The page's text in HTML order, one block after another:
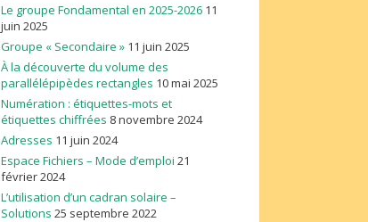
Le groupe Fondamental en 2025-2026 11
juin 2025
Groupe « Secondaire » 11 juin 2025
À la découverte du volume des
parallélépipèdes rectangles 10 mai 2025
Numération : étiquettes-mots et
étiquettes chiffrées 8 novembre 2024
Adresses 11 juin 2024
Espace Fichiers – Mode d’emploi 21
février 2024
L’utilisation d’un cadran solaire –
Solutions 25 septembre 2022